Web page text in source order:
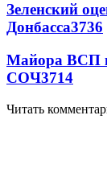
Зеленский
Донбасса3736
Майора ВСП
СОЧ3714
Читать